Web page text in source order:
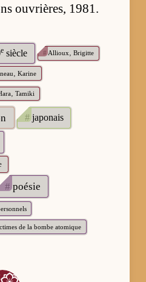
ou­vriè­res, 1981.
e siècle #Allioux‚ Brigitte
Karine
Tamiki
#japonais
#poésie
de la bombe atomique